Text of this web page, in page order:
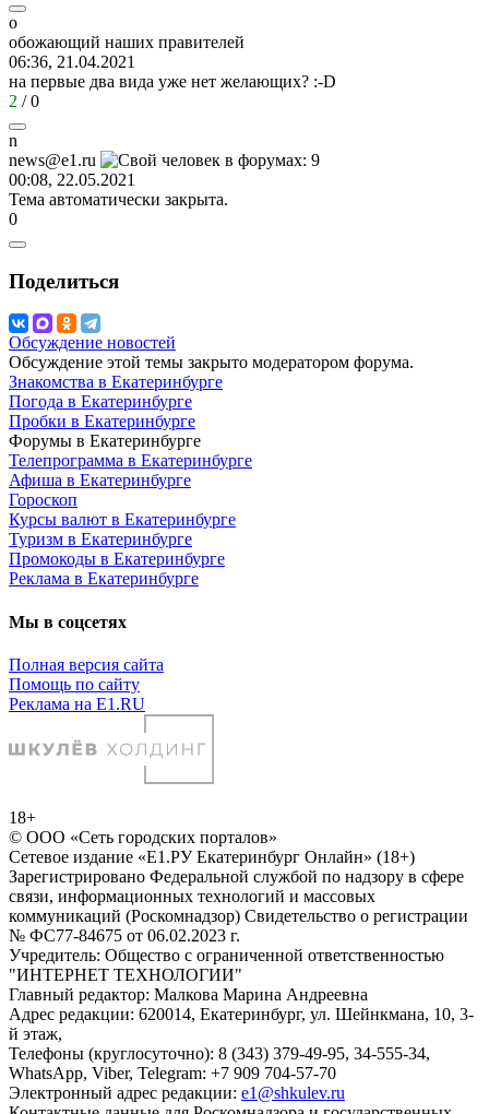
о
обожающий наших правителей
06:36, 21.04.2021
на первые два вида уже нет желающих? :-D
2 /0
n
news@e1.ru
00:08, 22.05.2021
Тема автоматически закрыта.
0
Поделиться
Обсуждение новостей
Обсуждение этой темы закрыто модератором форума.
Знакомства в Екатеринбурге
Погода в Екатеринбурге
Пробки в Екатеринбурге
Форумы в Екатеринбурге
Телепрограмма в Екатеринбурге
Афиша в Екатеринбурге
Гороскоп
Курсы валют в Екатеринбурге
Туризм в Екатеринбурге
Промокоды в Екатеринбурге
Реклама в Екатеринбурге
Мы в соцсетях
Полная версия сайта
Помощь по сайту
Реклама на E1.RU
18+
© ООО «Сеть городских порталов»
Сетевое издание «Е1.РУ Екатеринбург Онлайн» (18+)
Зарегистрировано Федеральной службой по надзору в сфере
связи, информационных технологий и массовых
коммуникаций (Роскомнадзор) Свидетельство о регистрации
№ ФС77-84675 от 06.02.2023 г.
Учредитель: Общество с ограниченной ответственностью
"ИНТЕРНЕТ ТЕХНОЛОГИИ"
Главный редактор: Малкова Марина Андреевна
Адрес редакции: 620014, Екатеринбург, ул. Шейнкмана, 10, 3-
й этаж,
Телефоны (круглосуточно): 8 (343) 379-49-95, 34-555-34,
WhatsApp, Viber, Telegram: +7 909 704-57-70
Электронный адрес редакции: e1@shkulev.ru